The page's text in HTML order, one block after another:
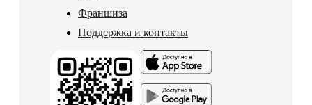
Франшиза
Поддержка и контакты